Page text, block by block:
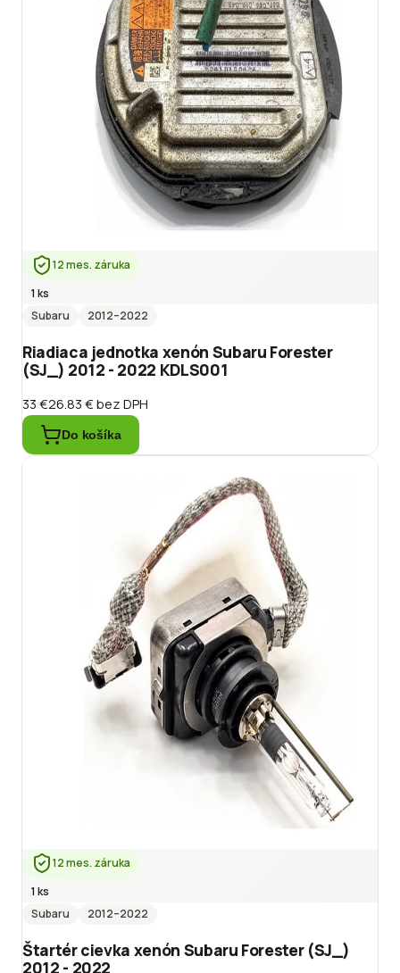
12 mes. záruka
1 ks
Subaru
2012–2022
Riadiaca jednotka xenón Subaru Forester
(SJ_) 2012 - 2022 KDLS001
33 €26.83 €bez DPH
Do košíka
12 mes. záruka
1 ks
Subaru
2012–2022
Štartér cievka xenón Subaru Forester (SJ_)
2012 - 2022